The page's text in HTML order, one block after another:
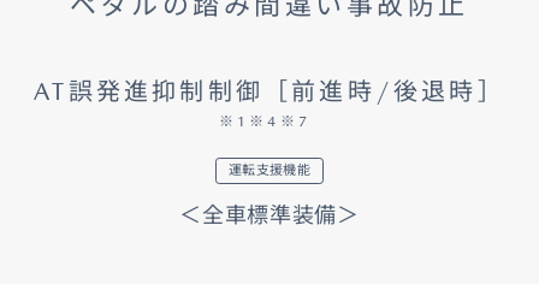
AT誤発進抑制制御［前進時/後退時］
※1※4※7
運転支援機能
＜全車標準装備＞